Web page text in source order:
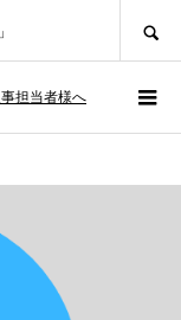
担当者様へ